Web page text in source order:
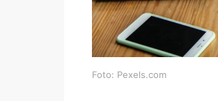
Foto: Pexels.com